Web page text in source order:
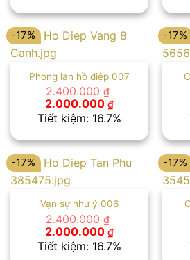
2.000.000 ₫.
-17%
Phong lan hồ điệp 007
2.400.000₫
Giá
gốc
là:
2.000.000 ₫Giá
hiện
tại
2.000.000 ₫.
Tiết kiệm: 16.7%
-17%
-17%
Vạn sự như ý 006
2.400.000₫
Giá
gốc
là:
2.000.000 ₫Giá
hiện
tại
Tiết kiệm: 16.7%
-17%